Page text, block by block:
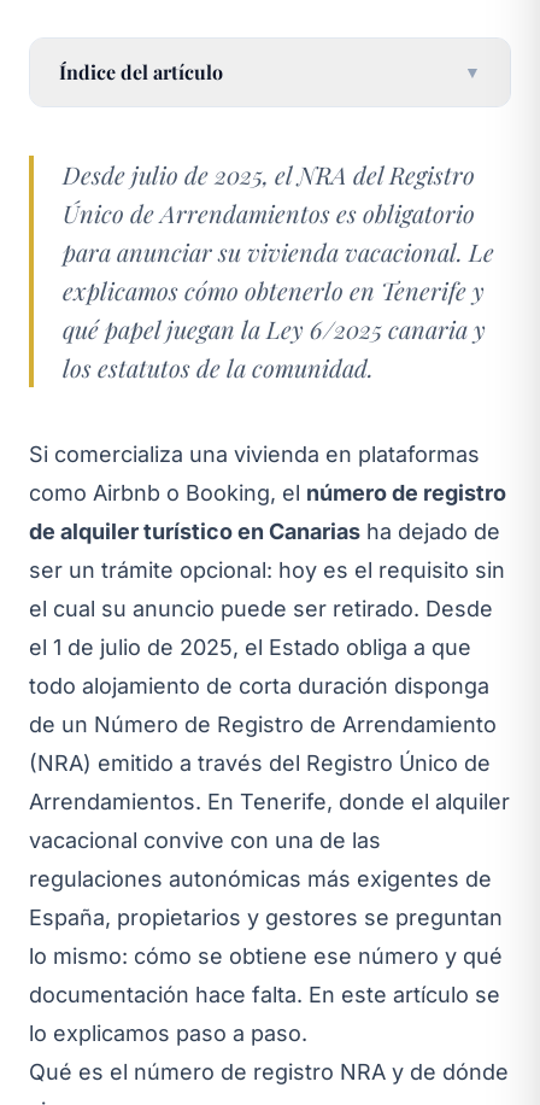
Índice del artículo ▼
Desde julio de 2025, el NRA del Registro
Único de Arrendamientos es obligatorio
para anunciar su vivienda vacacional. Le
explicamos cómo obtenerlo en Tenerife y
qué papel juegan la Ley 6/2025 canaria y
los estatutos de la comunidad.
Si comercializa una vivienda en plataformas
como Airbnb o Booking, el número de registro
de alquiler turístico en Canarias ha dejado de
ser un trámite opcional: hoy es el requisito sin
el cual su anuncio puede ser retirado. Desde
el 1 de julio de 2025, el Estado obliga a que
todo alojamiento de corta duración disponga
de un Número de Registro de Arrendamiento
(NRA) emitido a través del Registro Único de
Arrendamientos. En Tenerife, donde el alquiler
vacacional convive con una de las
regulaciones autonómicas más exigentes de
España, propietarios y gestores se preguntan
lo mismo: cómo se obtiene ese número y qué
documentación hace falta. En este artículo se
lo explicamos paso a paso.
Qué es el número de registro NRA y de dónde